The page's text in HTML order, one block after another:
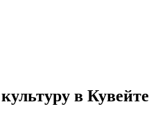
в Кувейте